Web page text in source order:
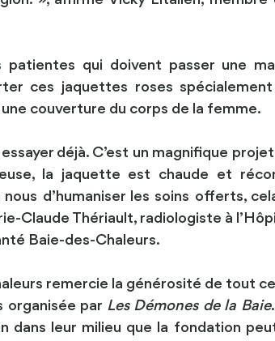
patientes qui doivent passer une
ces jaquettes roses
couverture du corps de la femme.
déjà. C’est un magnifique
la jaquette est chaude et
d’humaniser les soins offerts,
Claude Thériault, radiologiste à
Baie-des-Chaleurs.
remercie la générosité de tout
organisée par Les Démones de la Baie
dans leur milieu que la fondation